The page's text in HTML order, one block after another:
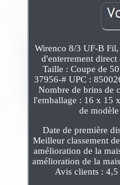
Wirenco 8/3 UF-B
d'enterrement direct
Taille : Coupe de
37956-# UPC :
Nombre de brins de
l'emballage : 16 x 15
de
Date de première
Meilleur classement
amélioration de la
amélioration de la
Avis clients :